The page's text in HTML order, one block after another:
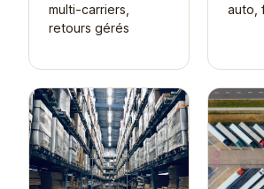
multi-carriers,
retours gérés
auto,